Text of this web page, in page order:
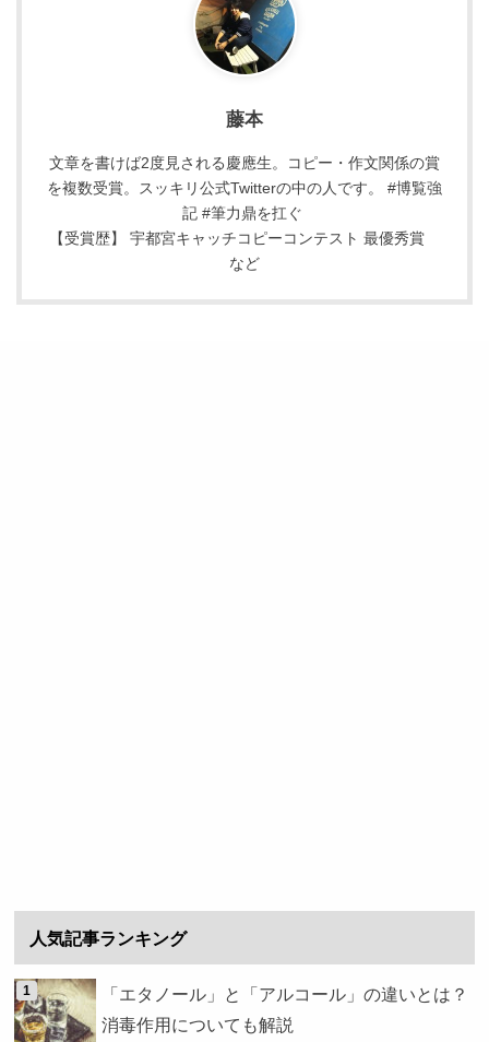
藤本
文章を書けば2度見される慶應生。コピー・作文関係の賞
を複数受賞。スッキリ公式Twitterの中の人です。 #博覧強
記 #筆力鼎を扛ぐ
【受賞歴】 宇都宮キャッチコピーコンテスト 最優秀賞
など
人気記事ランキング
「エタノール」と「アルコール」の違いとは？
消毒作用についても解説